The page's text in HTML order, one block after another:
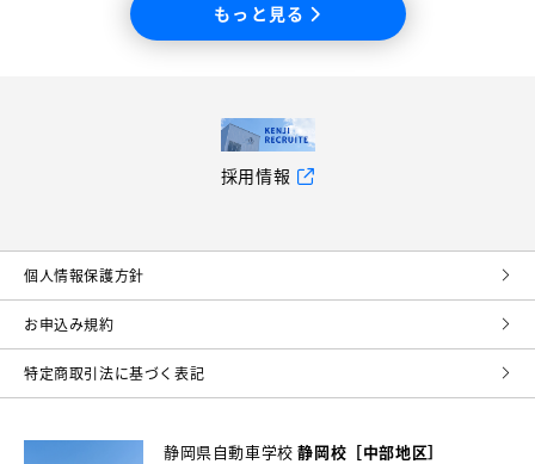
もっと見る
採用情報
個⼈情報保護⽅針
お申込み規約
特定商取引法に基づく表記
静岡県自動車学校静岡校［中部地区］